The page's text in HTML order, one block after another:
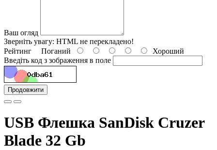
Ваш огляд
Зверніть увагу: HTML не перекладено!
Рейтинг Поганий
Хороший
Введіть код з зображення в поле
Продовжити
USB Флешка SanDisk Cruzer
Blade 32 Gb